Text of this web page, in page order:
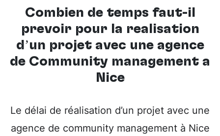
Combien de temps faut-il
prévoir pour la réalisation
d’un projet avec une agence
de Community management à
Nice
Le délai de réalisation d’un projet avec une
agence de community management à Nice